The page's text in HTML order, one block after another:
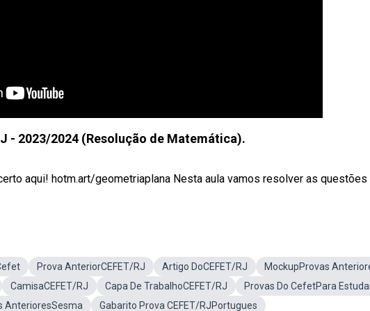
- 2023/2024 (Resolução de Matemática).
aqui! hotm.art/geometriaplana Nesta aula vamos resolver as questões
Prova AnteriorCEFET/RJ Artigo DoCEFET/RJ
MockupProvas
CamisaCEFET/RJ Capa De TrabalhoCEFET/RJ
Provas Do CefetPara
AnterioresSesma Gabarito Prova CEFET/RJPortugues